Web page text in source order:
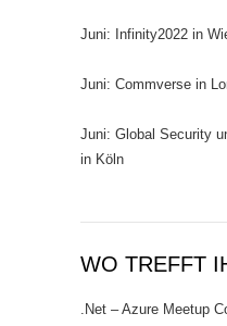
Juni: Infinity2022 in
Juni: Commverse in
Juni: Global Security
in Köln
WO TREFFT
.Net – Azure Meetup